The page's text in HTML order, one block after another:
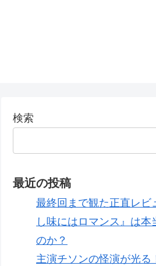
検索
最近の投稿
最終回まで観た正直レビ
し味にはロマンス』は本
のか？
主演チソンの怪演が光る